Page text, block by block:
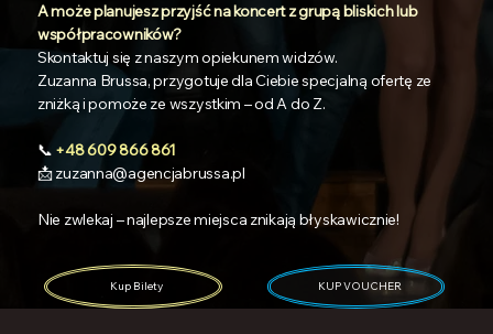
A może planujesz przyjść na koncert z grupą bliskich lub
współpracowników?
Skontaktuj się z naszym opiekunem widzów.
Zuzanna Brussa, przygotuje dla Ciebie specjalną ofertę ze
zniżką i pomoże ze wszystkim – od A do Z.
📞 +48 609 866 861
📩 zuzanna@agencjabrussa.pl
Nie zwlekaj – najlepsze miejsca znikają błyskawicznie!
Kup Bilety KUP VOUCHER